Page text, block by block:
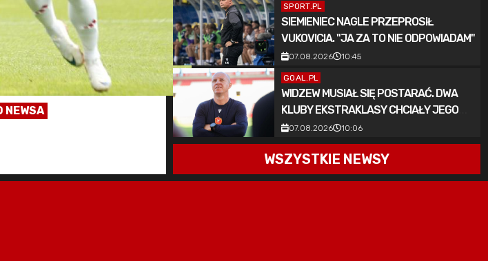
NEWSA
SPORT.PL
SIEMIENIEC NAGLE PRZEPROSIŁ
VUKOVICIA. "JA ZA TO NIE ODPOWIADAM"
07.08.2026 10:45
GOAL.PL
WIDZEW MUSIAŁ SIĘ POSTARAĆ. DWA
KLUBY EKSTRAKLASY CHCIAŁY JEGO
PIŁKARZA
07.08.2026 10:06
WSZYSTKIE NEWSY